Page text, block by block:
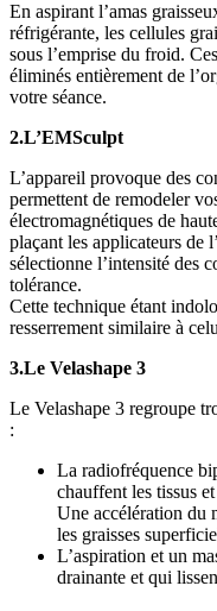
En aspirant l’amas
réfrigérante, les cellules
sous l’emprise du froid.
éliminés entièrement de
votre séance.
2.L’EMSculpt
L’appareil provoque des
permettent de remodeler
électromagnétiques de
plaçant les applicateurs de
sélectionne l’intensité des
tolérance.
Cette technique étant
resserrement similaire à
3.Le Velashape 3
Le Velashape 3 regroupe
:
La radiofréquence
chauffent les tissus
Une accélération du
les graisses
L’aspiration et un
drainante et qui